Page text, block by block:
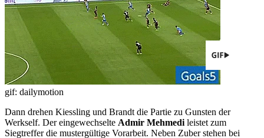
gif: dailymotion
Dann drehen Kiessling und Brandt die Partie zu Gunsten der
Werkself. Der eingewechselte Admir Mehmedi leistet zum
Siegtreffer die mustergültige Vorarbeit. Neben Zuber stehen bei